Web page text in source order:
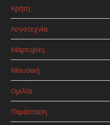
Κρήτη
Λογοτεχνία
Μαρτυρίες
Μουσική
Ομιλία
Παράσταση